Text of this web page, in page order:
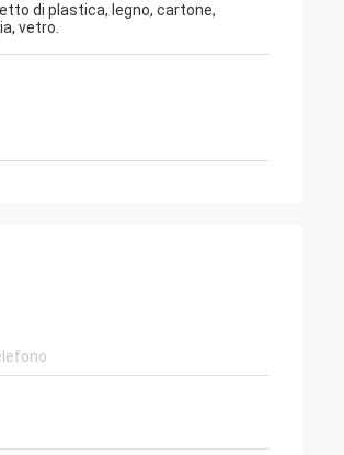
di plastica, legno, cartone,
vetro.